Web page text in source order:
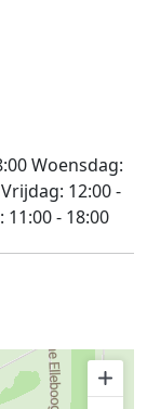
Woensdag:
Vrijdag: 12:00 -
11:00 - 18:00